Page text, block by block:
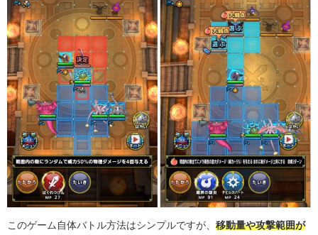
このゲーム自体バトル方法はシンプルですが、 移動量や攻撃範囲が